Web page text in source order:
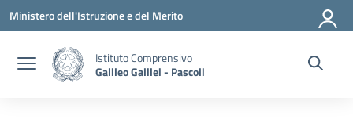
Vai ai contenuti
Vai al menu di navigazione
Vai al footer
Ministero dell'Istruzione e del Merito
Istituto Comprensivo
Galileo Galilei - Pascoli